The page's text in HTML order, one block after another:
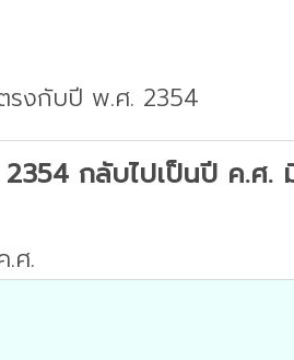
รงกับปี พ.ศ. 2354
กลับไปเป็นปี ค.ศ.
ศ.